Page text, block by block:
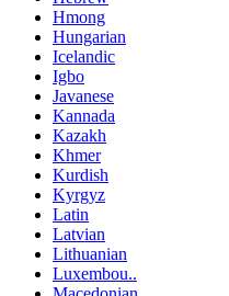
Hmong
Hungarian
Icelandic
Igbo
Javanese
Kannada
Kazakh
Khmer
Kurdish
Kyrgyz
Latin
Latvian
Lithuanian
Luxembou..